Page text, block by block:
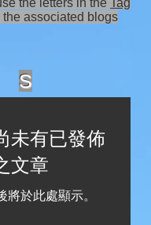
the letters in the Tag
the associated blogs
S
未有已發佈
文章
將於此處顯示。